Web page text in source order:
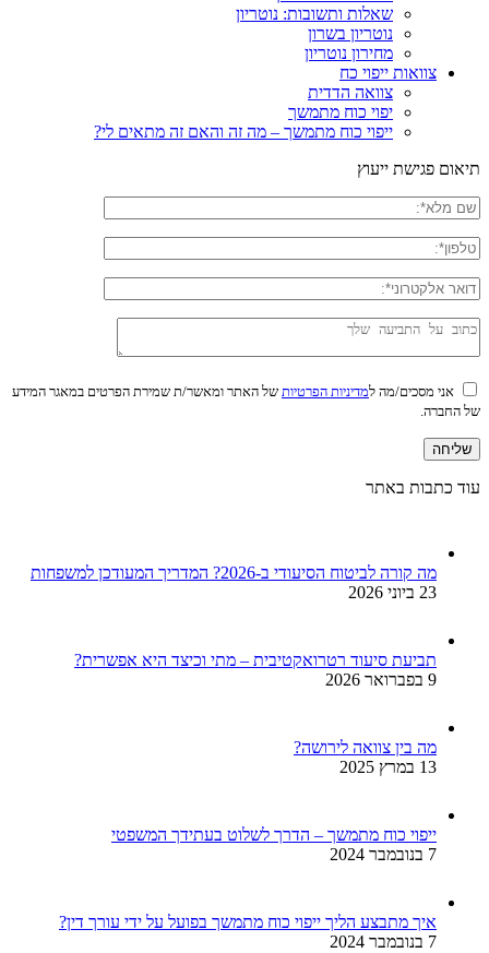
שאלות ותשובות: נוטריון
נוטריון בשרון
מחירון נוטריון
צוואות ייפוי כח
צוואה הדדית
יפוי כוח מתמשך
ייפוי כוח מתמשך – מה זה והאם זה מתאים לי?
תיאום פגישת ייעוץ
אני מסכים/מה למדיניות הפרטיות של האתר ומאשר/ת שמירת הפרטים במאגר המידע
של החברה.
עוד כתבות באתר
מה קורה לביטוח הסיעודי ב-2026? המדריך המעודכן למשפחות
23 ביוני 2026
תביעת סיעוד רטרואקטיבית – מתי וכיצד היא אפשרית?
9 בפברואר 2026
מה בין צוואה לירושה?
13 במרץ 2025
ייפוי כוח מתמשך – הדרך לשלוט בעתידך המשפטי
7 בנובמבר 2024
איך מתבצע הליך ייפוי כוח מתמשך בפועל על ידי עורך דין?
7 בנובמבר 2024